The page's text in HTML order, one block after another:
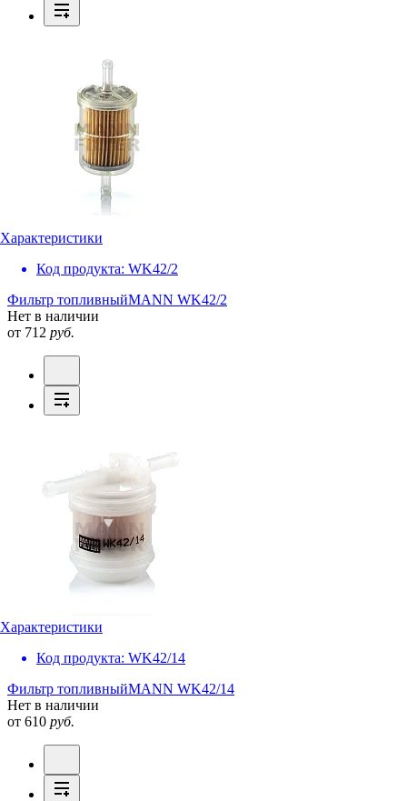
Характеристики
Код продукта: WK42/2
Фильтр топливныйMANN WK42/2
Нет в наличии
от 712 руб.
Характеристики
Код продукта: WK42/14
Фильтр топливныйMANN WK42/14
Нет в наличии
от 610 руб.